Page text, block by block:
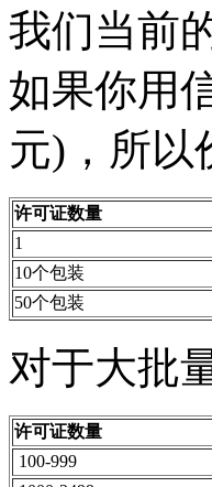
我们当前
如果你用
元)，所以
许可证数量
1
10个包装
50个包装
对于大批
许可证数量
100-999